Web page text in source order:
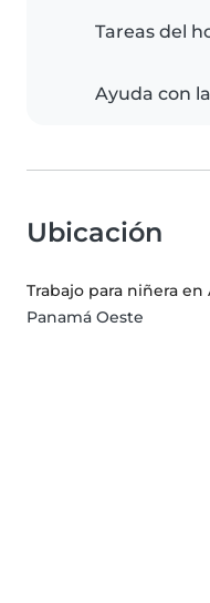
Tareas del
Ayuda con
Ubicación
Trabajo para niñera en
Panamá Oeste